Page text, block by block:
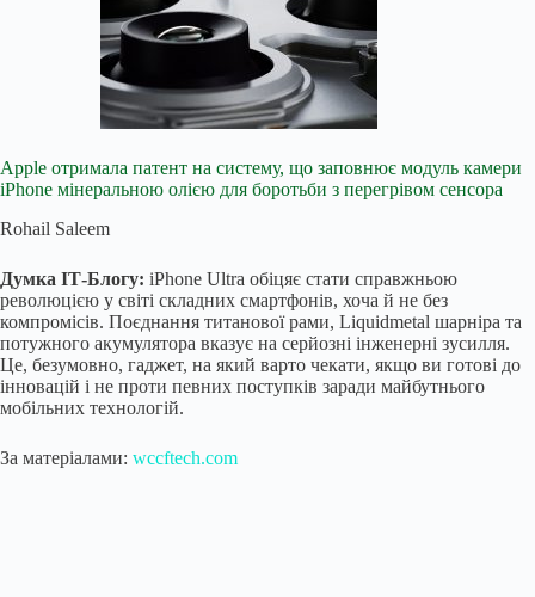
Apple отримала патент на систему, що заповнює модуль камери
iPhone мінеральною олією для боротьби з перегрівом сенсора
Rohail Saleem
Думка ІТ-Блогу: iPhone Ultra обіцяє стати справжньою
революцією у світі складних смартфонів, хоча й не без
компромісів. Поєднання титанової рами, Liquidmetal шарніра та
потужного акумулятора вказує на серйозні інженерні зусилля.
Це, безумовно, гаджет, на який варто чекати, якщо ви готові до
інновацій і не проти певних поступків заради майбутнього
мобільних технологій.
За матеріалами: wccftech.com